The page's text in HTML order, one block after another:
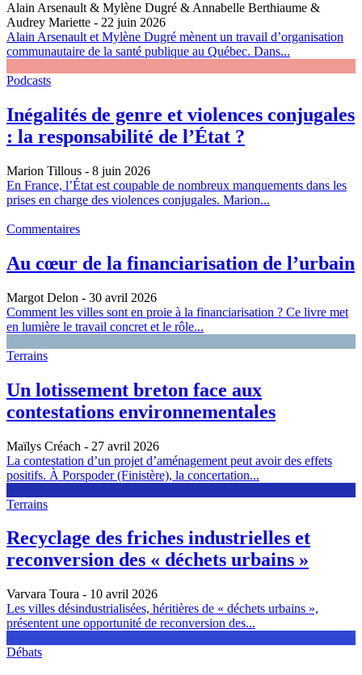
Alain Arsenault & Mylène Dugré & Annabelle Berthiaume &
Audrey Mariette - 22 juin 2026
Alain Arsenault et Mylène Dugré mènent un travail d’organisation
communautaire de la santé publique au Québec. Dans...
Podcasts
Inégalités de genre et violences conjugales
: la responsabilité de l’État ?
Marion Tillous - 8 juin 2026
En France, l’État est coupable de nombreux manquements dans les
prises en charge des violences conjugales. Marion...
Commentaires
Au cœur de la financiarisation de l’urbain
Margot Delon - 30 avril 2026
Comment les villes sont en proie à la financiarisation ? Ce livre met
en lumière le travail concret et le rôle...
Terrains
Un lotissement breton face aux
contestations environnementales
Maïlys Créach - 27 avril 2026
La contestation d’un projet d’aménagement peut avoir des effets
positifs. À Porspoder (Finistère), la concertation...
Terrains
Recyclage des friches industrielles et
reconversion des « déchets urbains »
Varvara Toura - 10 avril 2026
Les villes désindustrialisées, héritières de « déchets urbains »,
présentent une opportunité de reconversion des...
Débats